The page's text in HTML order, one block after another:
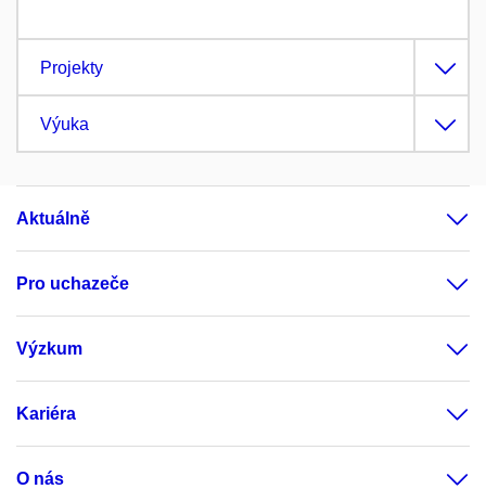
Projekty
Výuka
Aktuálně
Pro uchazeče
Výzkum
Kariéra
O nás